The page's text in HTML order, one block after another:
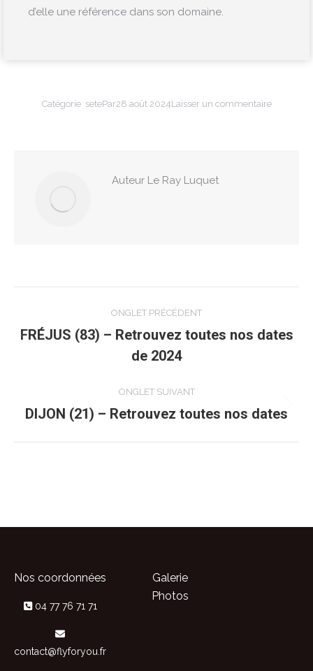
d’elle une référence dans son domaine.
Catégorie setePar28 août 2024Laisser un commentaire
Auteur Le Ray Luquet
de
commentaire
ONGLET PRÉCÉDENT
Onglet
précédent
FRÉJUS (83) – Retrouvez toutes nos dates
de 2024
ONGLET SUIVANT
Onglet
DIJON (21) – Retrouvez toutes nos dates
Nos coordonnées
04 77 76 71 71
contact@flyforyou.fr
Galerie
Photos